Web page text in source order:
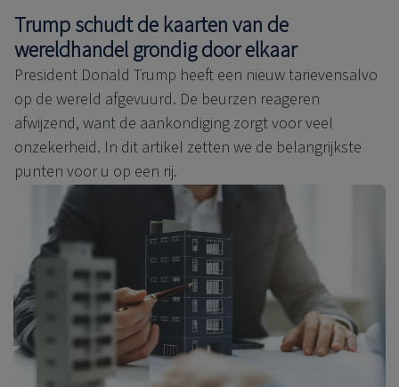
Trump schudt de kaarten van de
wereldhandel grondig door elkaar
President Donald Trump heeft een nieuw tarievensalvo
op de wereld afgevuurd. De beurzen reageren
afwijzend, want de aankondiging zorgt voor veel
onzekerheid. In dit artikel zetten we de belangrijkste
punten voor u op een rij.